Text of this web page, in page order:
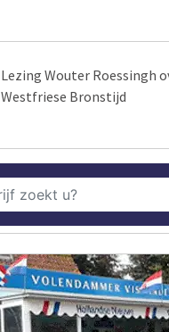
Lezing Wouter Roessingh
Westfriese Bronstijd